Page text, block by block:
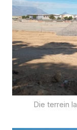
Die terrein